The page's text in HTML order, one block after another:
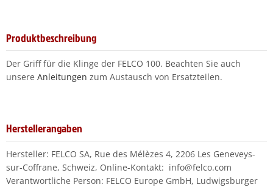
Produktbeschreibung
Der Griff für die Klinge der FELCO 100. Beachten Sie auch
unsere Anleitungen zum Austausch von Ersatzteilen.
Herstellerangaben
Hersteller: FELCO SA, Rue des Mélèzes 4, 2206 Les Geneveys-
sur-Coffrane, Schweiz, Online-Kontakt: info@felco.com
Verantwortliche Person: FELCO Europe GmbH, Ludwigsburger